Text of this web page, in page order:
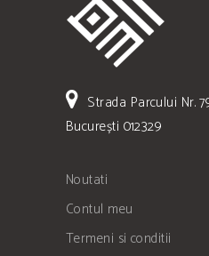
Strada Parcului Nr.
București 012329
Noutati
Contul meu
Termeni si conditii